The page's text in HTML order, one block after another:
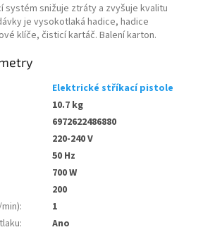
systém snižuje ztráty a zvyšuje kvalitu
je vysokotlaká hadice, hadice
klíče, čisticí kartáč. Balení karton.
Elektrické stříkací pistole
10.7 kg
6972622486880
220-240 V
50 Hz
700 W
200
:
1
:
Ano